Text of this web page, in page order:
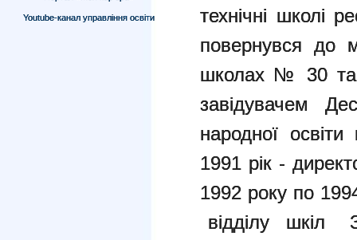
Youtube-канал управління освіти
технічні школі
повернувся до
школах № 30 та
завідувачем
народної
1991 рік -
1992 року по
відділу